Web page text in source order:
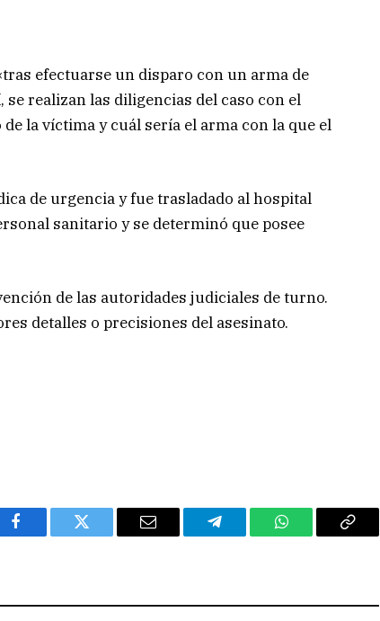
efectuarse un disparo con un arma de
realizan las diligencias del caso con el
la víctima y cuál sería el arma con la que el
de urgencia y fue trasladado al hospital
sanitario y se determinó que posee
de las autoridades judiciales de turno.
detalles o precisiones del asesinato.
Facebook Twitter Email Telegram WhatsAppCopy